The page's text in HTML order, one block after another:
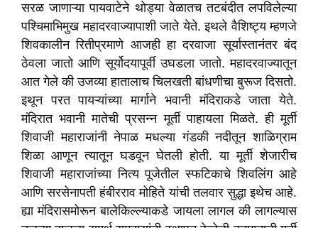
सरळ जाणाऱ्या पायवाटेने थोड्या वेळातच तटबंदीत लपविलेल्या
पश्चिमाभिमुख महादरवाज्यापाशी जाते येते. इथले वैशिष्ट्य म्हणजे
शिवकालीन रितीप्रमाणे आजही हा दरवाजा सूर्यास्तानंतर बंद
ठेवला जातो आणि सूर्योदयापूर्वी उघडला जातो. महादरवाज्यातून
आत गेले की उजव्या हातालाच चिलखती बांधणीचा बुरूज दिसतो.
इथून परत पायऱ्यांच्या मार्गाने भवानी मंदिराकडे जाता येते.
मंदिरात भवानी मातेची प्रसन्न मूर्ती पाहायला मिळते. ही मूर्ती
शिवाजी महाराजांनी नेपाळ मधल्या गंडकी नदीतून शाळिग्राम
शिळा आणून त्यातून घडवून घेतली होती. या मूर्ती शेजारीच
शिवाजी महाराजांच्या नित्य पूजेतील स्फटिकाचे शिवलिंग आहे
आणि सरसेनापती हंबीरराव मोहिते यांची तलवार सुद्धा इथेच आहे.
ह्या मंदिरासमोरून बालेकिल्ल्याकडे जायला लागल की लागल्यास